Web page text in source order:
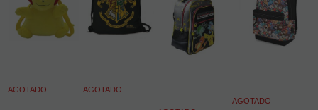
AGOTADO AGOTADO
AGOTADO